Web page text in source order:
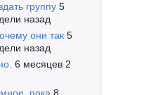
группу 5
назад
они так 5
назад
6 месяцев 2